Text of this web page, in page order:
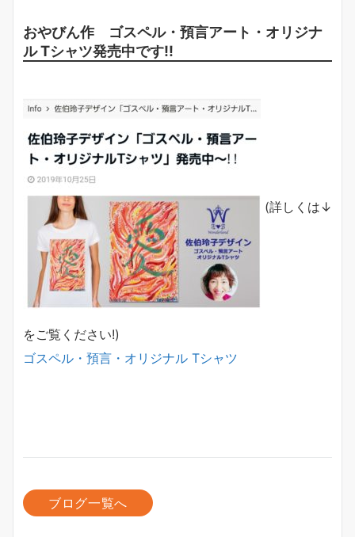
おやびん作 ゴスペル・預言アート・オリジナ
ル Tシャツ発売中です!!
(詳しくは↓
をご覧ください!)
ゴスペル・預言・オリジナル Tシャツ
ブログ一覧へ